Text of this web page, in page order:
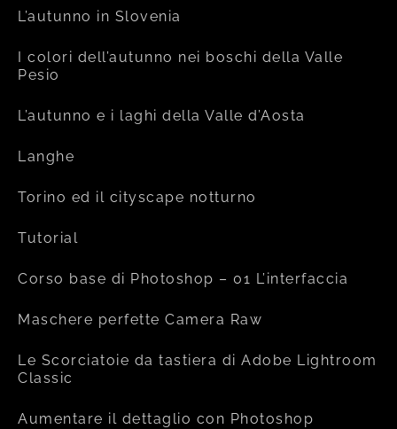
L’autunno in Slovenia
I colori dell’autunno nei boschi della Valle
Pesio
L’autunno e i laghi della Valle d’Aosta
Langhe
Torino ed il cityscape notturno
Tutorial
Corso base di Photoshop – 01 L’interfaccia
Maschere perfette Camera Raw
Le Scorciatoie da tastiera di Adobe Lightroom
Classic
Aumentare il dettaglio con Photoshop